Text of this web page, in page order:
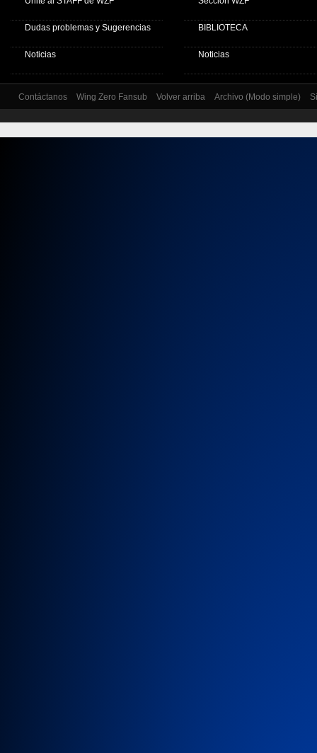
Dudas problemas y Sugerencias
Noticias
BIBLIOTECA
Noticias
Contáctanos Wing Zero Fansub Volver arriba Archivo (Modo simple)